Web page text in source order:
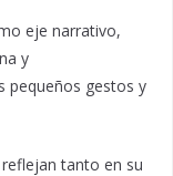
eje narrativo,
y
pequeños gestos y
tanto en su